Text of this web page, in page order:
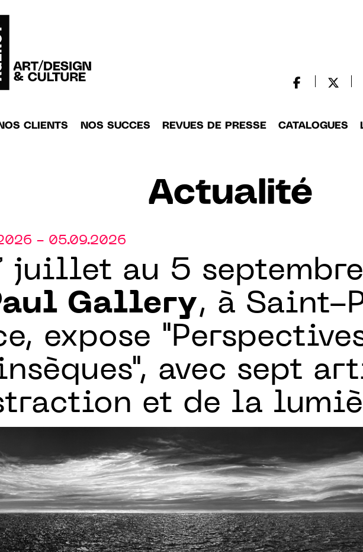
CLIENTS NOS SUCCES REVUES DE PRESSE CATALOGUES
Actualité
- 05.09.2026
juillet au 5
Gallery, à Saint-
expose
avec sept
et de la